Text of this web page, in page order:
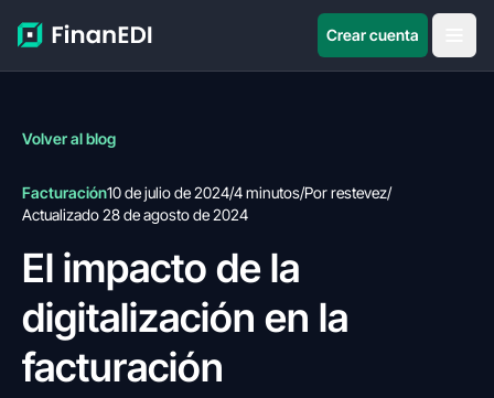
Crear cuenta
Volver al blog
Facturación10 de julio de 2024/4 minutos/Por restevez/
Actualizado 28 de agosto de 2024
El impacto de la
digitalización en la
facturación